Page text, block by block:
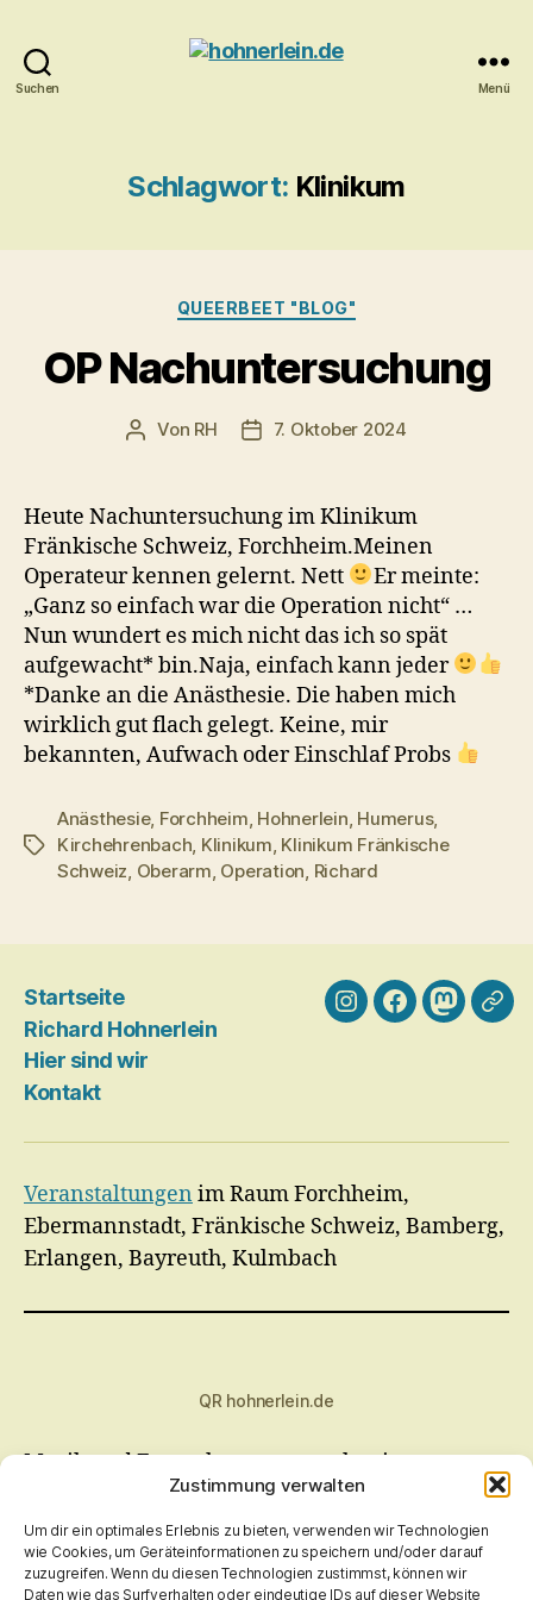
Zustimmung verwalten
Um dir ein optimales Erlebnis zu bieten, verwenden wir Technologien
wie Cookies, um Geräteinformationen zu speichern und/oder darauf
zuzugreifen. Wenn du diesen Technologien zustimmst, können wir
Daten wie das Surfverhalten oder eindeutige IDs auf dieser Website
Suchen Menü
Schlagwort: Klinikum
Kategorien
QUEERBEET "BLOG"
OP Nachuntersuchung
Beitragsautor
Von RH Veröffentlichungsdatum
7. Oktober 2024
Heute Nachuntersuchung im Klinikum
Fränkische Schweiz, Forchheim.Meinen
Operateur kennen gelernt. Nett
Er meinte:
„Ganz so einfach war die Operation nicht“ …
Nun wundert es mich nicht das ich so spät
aufgewacht* bin.Naja, einfach kann jeder
*Danke an die Anästhesie. Die haben mich
wirklich gut flach gelegt. Keine, mir
bekannten, Aufwach oder Einschlaf Probs
Schlagwörter
Anästhesie, Forchheim Hohnerlein Humerus,
Kirchehrenbach Klinikum Klinikum Fränkische
Schweiz Oberarm Operation Richard
Startseite
Richard Hohnerlein
Hier sind wir
Kontakt
InstagramFacebook
Veranstaltungen im Raum Forchheim,
Ebermannstadt, Fränkische Schweiz, Bamberg,
Erlangen, Bayreuth, Kulmbach
QR hohnerlein.de
Musik und Fernsehen muss auch sein.
ARD mit "Dritten", ZDF, Pro 7 Gruppe